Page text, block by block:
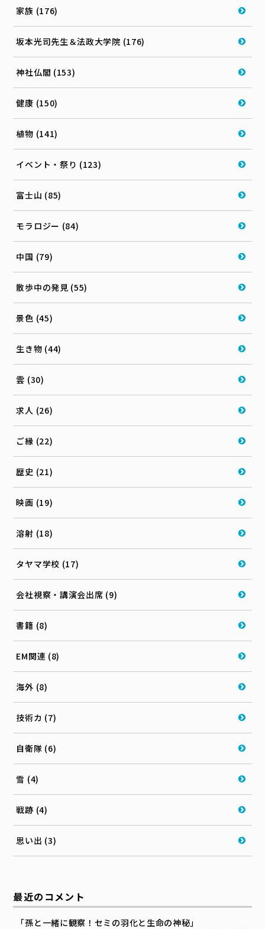
家族 (176)
坂本光司先生＆法政大学院 (176)
神社仏閣 (153)
健康 (150)
植物 (141)
イベント・祭り (123)
富士山 (85)
モラロジー (84)
中国 (79)
散歩中の発見 (55)
景色 (45)
生き物 (44)
雲 (30)
求人 (26)
ご縁 (22)
歴史 (21)
映画 (19)
溶射 (18)
タヤマ学校 (17)
会社視察・講演会出席 (9)
書籍 (8)
EM関連 (8)
海外 (8)
技術カ (7)
自衛隊 (6)
雪 (4)
戦跡 (4)
思い出 (3)
最近のコメント
「孫と一緒に観察！セミの羽化と生命の神秘」